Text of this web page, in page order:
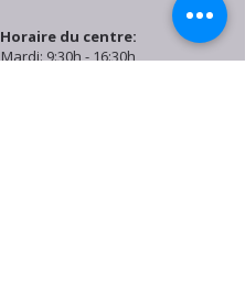
Horaire du centre:
Mardi: 9:30h - 16:30h